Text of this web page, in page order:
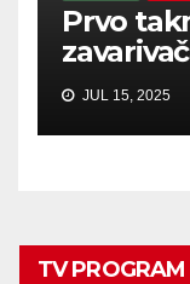
Prvo
JUL 15, 2025
TV PROGRAM